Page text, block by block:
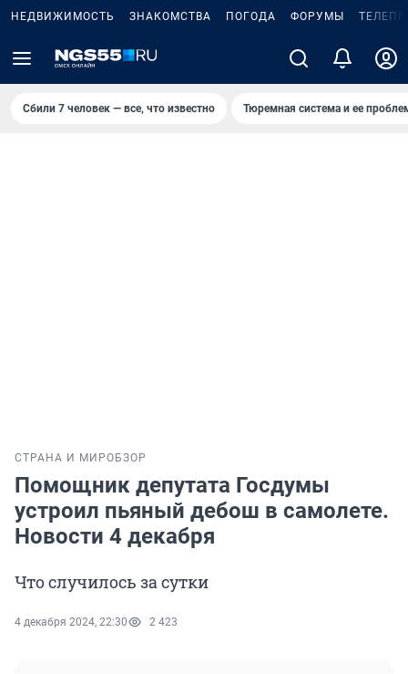
НЕДВИЖИМОСТЬ ЗНАКОМСТВА ПОГОДА ФОРУМЫ
Сбили 7 человек — все, что известно Тюремная система и ее
СТРАНА И МИРОБЗОР
Помощник депутата Госдумы
устроил пьяный дебош в самолете.
Новости 4 декабря
Что случилось за сутки
4 декабря 2024, 22:30 2 423